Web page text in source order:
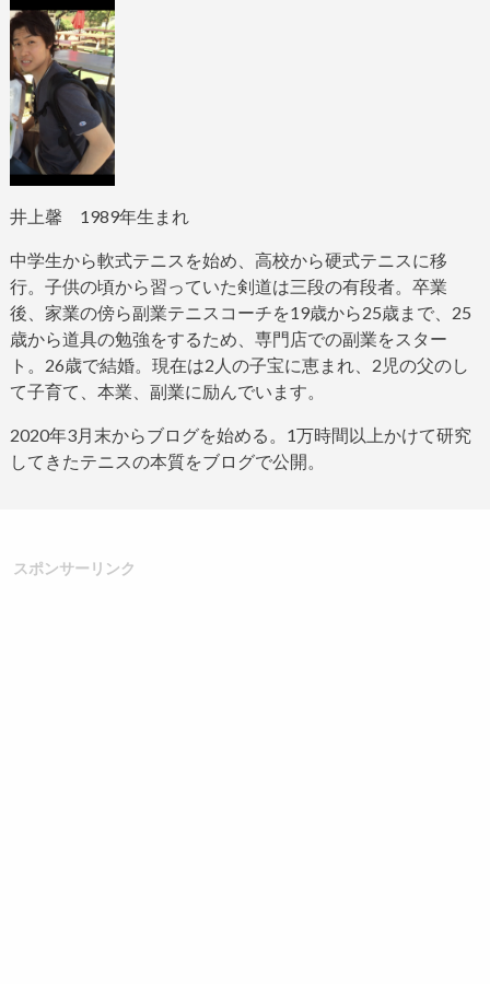
井上馨 1989年生まれ
中学生から軟式テニスを始め、高校から硬式テニスに移
行。子供の頃から習っていた剣道は三段の有段者。 卒業
後、家業の傍ら副業テニスコーチを19歳から25歳まで、 25
歳から道具の勉強をするため、専門店での副業をスター
ト。 26歳で結婚。現在は2 人の子宝に恵まれ、 2 児の父のし
て子育て、本業、副業に励んでいます。
2020年3月末からブログを始める。 1万時間以上かけて研究
してきたテニスの本質をブログで公開。
スポンサーリンク